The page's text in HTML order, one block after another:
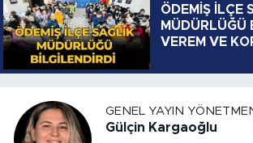
ÖDEMİŞ İLÇE
MÜDÜRLÜĞÜ
VEREM VE
GENEL YAYIN
Gülçin Kargaoğlu